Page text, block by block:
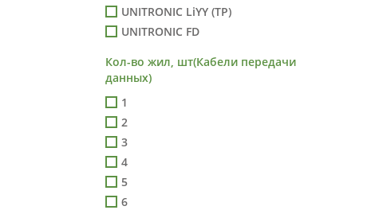
UNITRONIC LiYY (TP)
UNITRONIC FD
Кол-во жил, шт(Кабели передачи
данных)
1
2
3
4
5
6